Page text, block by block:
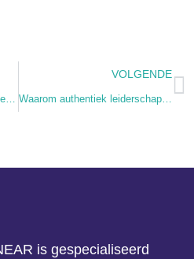
Hoe leiders door kalmte hun betrouwbaarheid vergroten
VOLGENDE
Waarom authentiek leiderschap een mythe is
is gespecialiseerd